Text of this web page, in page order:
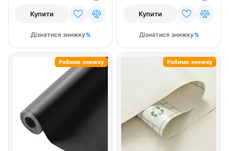
Купити
Дізнатися знижку
Купити
Дізнатися знижку
Робимо знижку Робимо знижку